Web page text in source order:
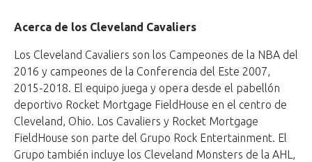
Acerca de los Cleveland Cavaliers
Los Cleveland Cavaliers son los Campeones de la NBA del
2016 y campeones de la Conferencia del Este 2007,
2015-2018. El equipo juega y opera desde el pabellón
deportivo Rocket Mortgage FieldHouse en el centro de
Cleveland, Ohio. Los Cavaliers y Rocket Mortgage
FieldHouse son parte del Grupo Rock Entertainment. El
Grupo también incluye los Cleveland Monsters de la AHL,